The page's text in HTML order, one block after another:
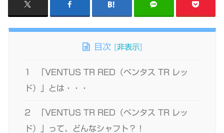
目次 [非表示
1
「VENTUS TR RED（ベンタス TR レッ
ド）」とは・・・
2
「VENTUS TR RED（ベンタス TR レッ
ド）」って、どんなシャフト？！